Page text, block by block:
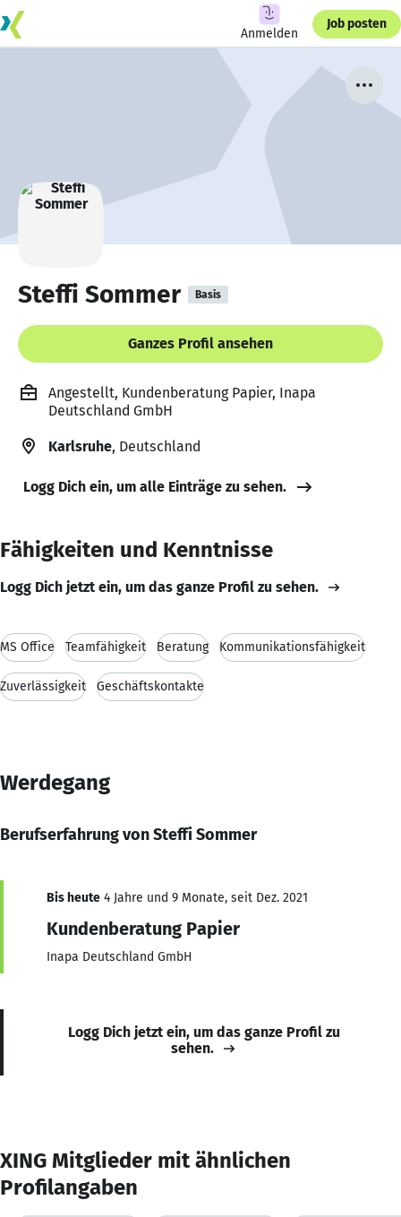
Anmelden
Job posten
Steffi Sommer Basis
Ganzes Profil ansehen
Angestellt, Kundenberatung Papier, Inapa
Deutschland GmbH
Karlsruhe, Deutschland
Logg Dich ein, um alle Einträge zu sehen.
Fähigkeiten und Kenntnisse
Logg Dich jetzt ein, um das ganze Profil zu sehen.
MS Office Teamfähigkeit Beratung Kommunikationsfähigkeit
Zuverlässigkeit Geschäftskontakte
Werdegang
Berufserfahrung von Steffi Sommer
Bis heute 4 Jahre und 9 Monate, seit Dez. 2021
Kundenberatung Papier
Inapa Deutschland GmbH
Logg Dich jetzt ein, um das ganze Profil zu
sehen.
XING Mitglieder mit ähnlichen
Profilangaben